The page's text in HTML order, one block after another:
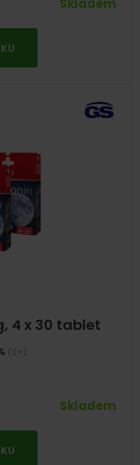
Skladem
4 x 30 tablet
(2×)
Skladem